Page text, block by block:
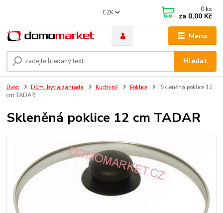
Menu
CZK
Hledat
0 ks
za 0,00 Kč
Úvod Dům, byt a zahrada Kuchyně Poklice
Skleněná poklice 12
cm TADAR
Skleněná poklice 12 cm TADAR